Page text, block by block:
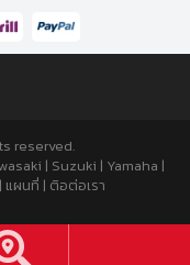
reserved.
| Suzuki | Yamaha |
| แผนที่ | ติอต่อเรา